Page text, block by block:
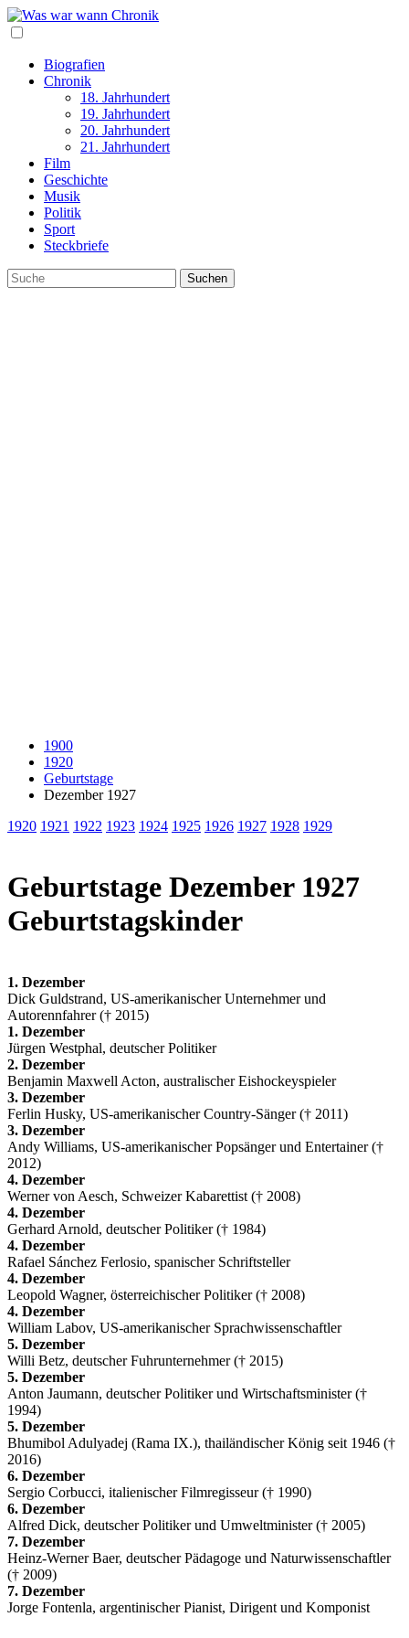
Biografien
Chronik
18. Jahrhundert
19. Jahrhundert
20. Jahrhundert
21. Jahrhundert
Film
Geschichte
Musik
Politik
Sport
Steckbriefe
1900
1920
Geburtstage
Dezember 1927
1920 1921 1922 1923 1924 1925 1926 1927 1928 1929
Geburtstage Dezember 1927
Geburtstagskinder
1. Dezember
Dick Guldstrand, US-amerikanischer Unternehmer und
Autorennfahrer († 2015)
1. Dezember
Jürgen Westphal, deutscher Politiker
2. Dezember
Benjamin Maxwell Acton, australischer Eishockeyspieler
3. Dezember
Ferlin Husky, US-amerikanischer Country-Sänger († 2011)
3. Dezember
Andy Williams, US-amerikanischer Popsänger und Entertainer (†
2012)
4. Dezember
Werner von Aesch, Schweizer Kabarettist († 2008)
4. Dezember
Gerhard Arnold, deutscher Politiker († 1984)
4. Dezember
Rafael Sánchez Ferlosio, spanischer Schriftsteller
4. Dezember
Leopold Wagner, österreichischer Politiker († 2008)
4. Dezember
William Labov, US-amerikanischer Sprachwissenschaftler
5. Dezember
Willi Betz, deutscher Fuhrunternehmer († 2015)
5. Dezember
Anton Jaumann, deutscher Politiker und Wirtschaftsminister (†
1994)
5. Dezember
Bhumibol Adulyadej (Rama IX.), thailändischer König seit 1946 (†
2016)
6. Dezember
Sergio Corbucci, italienischer Filmregisseur († 1990)
6. Dezember
Alfred Dick, deutscher Politiker und Umweltminister († 2005)
7. Dezember
Heinz-Werner Baer, deutscher Pädagoge und Naturwissenschaftler
(† 2009)
7. Dezember
Jorge Fontenla, argentinischer Pianist, Dirigent und Komponist